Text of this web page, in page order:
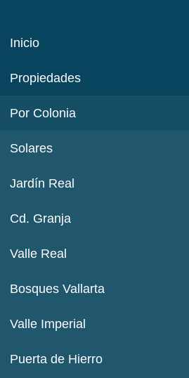
Inicio
Propiedades
Por Colonia
Solares
Jardín Real
Cd. Granja
Valle Real
Bosques Vallarta
Valle Imperial
Puerta de Hierro